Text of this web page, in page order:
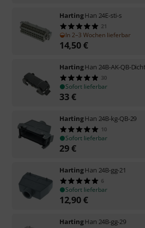
HartingHan 24E-sti-s
21
In 2–3 Wochen lieferbar
14,50€
HartingHan 24B-AK-QB-
30
Sofort lieferbar
33€
HartingHan 24B-kg-QB-29
10
Sofort lieferbar
29€
HartingHan 24B-gg-21
6
Sofort lieferbar
12,90€
HartingHan 24B-gg-29